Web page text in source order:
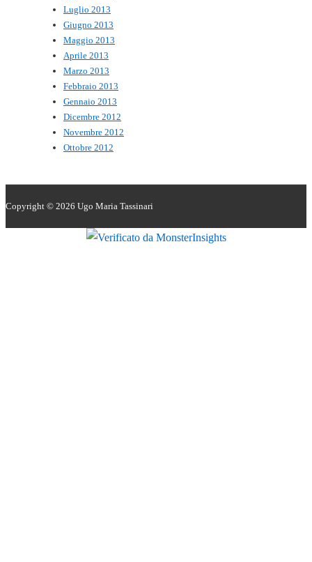
Luglio 2013
Giugno 2013
Maggio 2013
Aprile 2013
Marzo 2013
Febbraio 2013
Gennaio 2013
Dicembre 2012
Novembre 2012
Ottobre 2012
Copyright © 2026 Ugo Maria Tassinari